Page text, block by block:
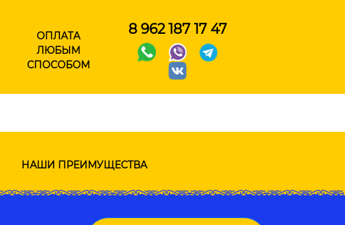
ОПЛАТА
ЛЮБЫМ
СПОСОБОМ
8 962 187 17 47
НАШИ ПРЕИМУЩЕСТВА